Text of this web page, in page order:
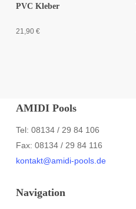
PVC Kleber
21,90 €
AMIDI Pools
Tel: 08134 / 29 84 106
Fax: 08134 / 29 84 116
kontakt@amidi-pools.de
Navigation